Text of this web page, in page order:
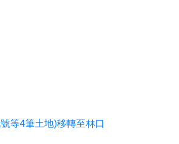
等4筆土地)移轉至林口